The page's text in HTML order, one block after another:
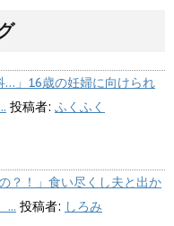
…」16歳の妊婦に向けられ
投稿者: ふくふく
？！」食い尽くし夫と出か
... 投稿者: しろみ